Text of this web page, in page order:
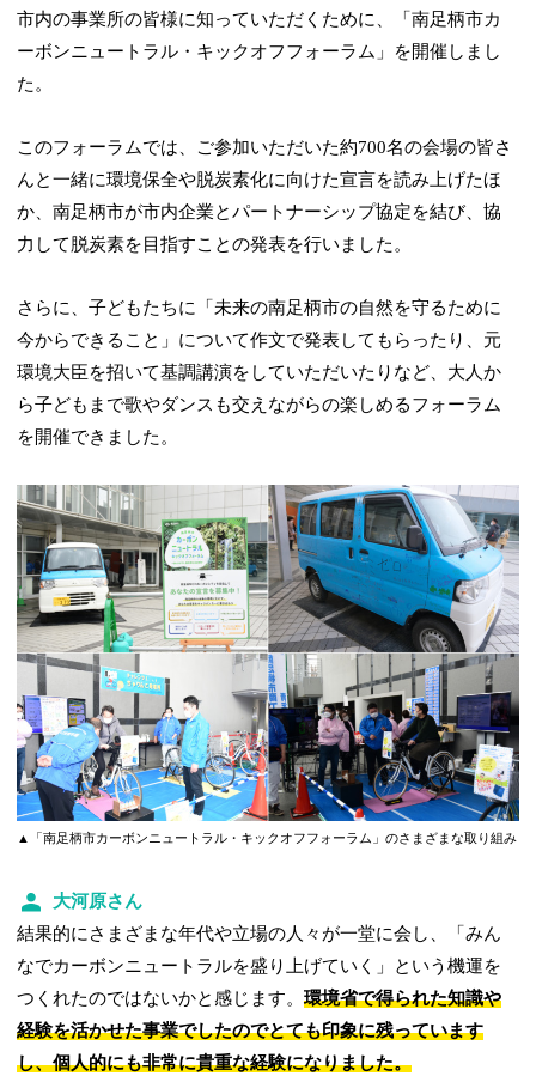
市内の事業所の皆様に知っていただくために、「南足柄市カ
ーボンニュートラル・キックオフフォーラム」を開催しまし
た。
このフォーラムでは、ご参加いただいた約700名の会場の皆さ
んと一緒に環境保全や脱炭素化に向けた宣言を読み上げたほ
か、南足柄市が市内企業とパートナーシップ協定を結び、協
力して脱炭素を目指すことの発表を行いました。
さらに、子どもたちに「未来の南足柄市の自然を守るために
今からできること」について作文で発表してもらったり、元
環境大臣を招いて基調講演をしていただいたりなど、大人か
ら子どもまで歌やダンスも交えながらの楽しめるフォーラム
を開催できました。
▲「南足柄市カーボンニュートラル・キックオフフォーラム」のさまざまな取り組み
大河原さん
結果的にさまざまな年代や立場の人々が一堂に会し、「みん
なでカーボンニュートラルを盛り上げていく」という機運を
つくれたのではないかと感じます。環境省で得られた知識や
経験を活かせた事業でしたのでとても印象に残っています
し、個人的にも非常に貴重な経験になりました。